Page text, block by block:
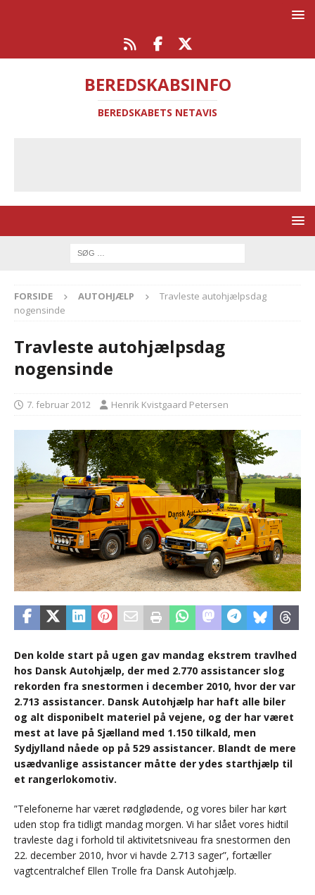
BEREDSKABSINFO
BEREDSKABETS NETAVIS
FORSIDE AUTOHJÆLP
Travleste autohjælpsdag
nogensinde
Travleste autohjælpsdag
nogensinde
7. februar 2012 Henrik Kvistgaard Petersen
Den kolde start på ugen gav mandag ekstrem travlhed
hos Dansk Autohjælp, der med 2.770 assistancer slog
rekorden fra snestormen i december 2010, hvor der var
2.713 assistancer. Dansk Autohjælp har haft alle biler
og alt disponibelt materiel på vejene, og der har været
mest at lave på Sjælland med 1.150 tilkald, men
Sydjylland nåede op på 529 assistancer. Blandt de mere
usædvanlige assistancer måtte der ydes starthjælp til
et rangerlokomotiv.
”Telefonerne har været rødglødende, og vores biler har kørt
uden stop fra tidligt mandag morgen. Vi har slået vores hidtil
travleste dag i forhold til aktivitetsniveau fra snestormen den
22. december 2010, hvor vi havde 2.713 sager”, fortæller
vagtcentralchef Ellen Trolle fra Dansk Autohjælp.